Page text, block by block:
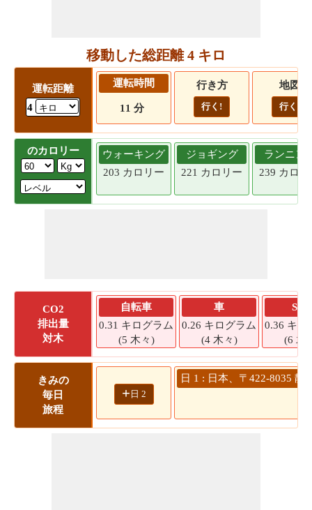
移動した総距離 4 キロ
運転距離
4
運転時間
11 分
行き方
行く!
地図
行く!
のカロリー
ウォーキング
203 カロリー
ジョギング
221 カロリー
ランニン
239 カロリ
CO2
排出量
対木
自転車
0.31 キログラム
(5 木々)
車
0.26 キログラム
(4 木々)
SUV
0.36 キロ
(6 木
きみの
毎日
旅程
+ 日 2
日 1 : 日本、〒422-8035